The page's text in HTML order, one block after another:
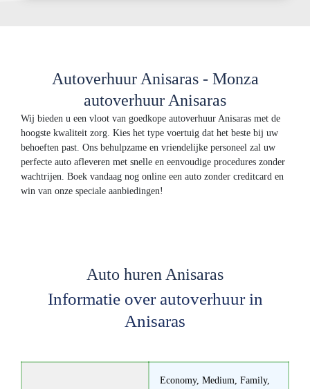
Autoverhuur Anisaras - Monza
autoverhuur Anisaras
Wij bieden u een vloot van goedkope autoverhuur Anisaras met de
hoogste kwaliteit zorg. Kies het type voertuig dat het beste bij uw
behoeften past. Ons behulpzame en vriendelijke personeel zal uw
perfecte auto afleveren met snelle en eenvoudige procedures zonder
wachtrijen. Boek vandaag nog online een auto zonder creditcard en
win van onze speciale aanbiedingen!
Auto huren Anisaras
Informatie over autoverhuur in
Anisaras
Economy, Medium, Family,